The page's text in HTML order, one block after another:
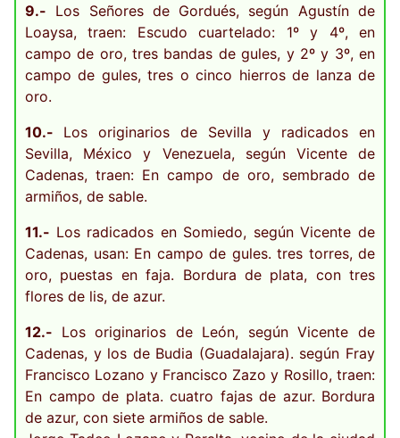
9.- Los Señores de Gordués, según Agustín de
Loaysa, traen: Escudo cuartelado: 1º y 4º, en
campo de oro, tres bandas de gules, y 2º y 3º, en
campo de gules, tres o cinco hierros de lanza de
oro.
10.- Los originarios de Sevilla y radicados en
Sevilla, México y Venezuela, según Vicente de
Cadenas, traen: En campo de oro, sembrado de
armiños, de sable.
11.- Los radicados en Somiedo, según Vicente de
Cadenas, usan: En campo de gules. tres torres, de
oro, puestas en faja. Bordura de plata, con tres
flores de lis, de azur.
12.- Los originarios de León, según Vicente de
Cadenas, y los de Budia (Guadalajara). según Fray
Francisco Lozano y Francisco Zazo y Rosillo, traen:
En campo de plata. cuatro fajas de azur. Bordura
de azur, con siete armiños de sable.